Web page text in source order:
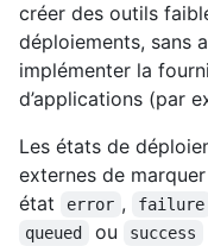
créer des outils
déploiements, sans
implémenter la
d’applications (par
Les états de
externes de
état
error , failure
queued ou success